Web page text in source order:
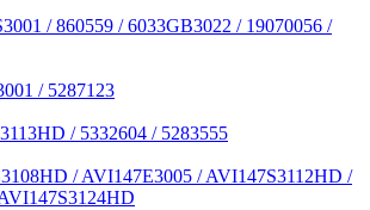
/ 860559 / 6033GB3022 / 19070056 /
/ 5287123
/ 5332604 / 5283555
/ AVI147E3005 / AVI147S3112HD /